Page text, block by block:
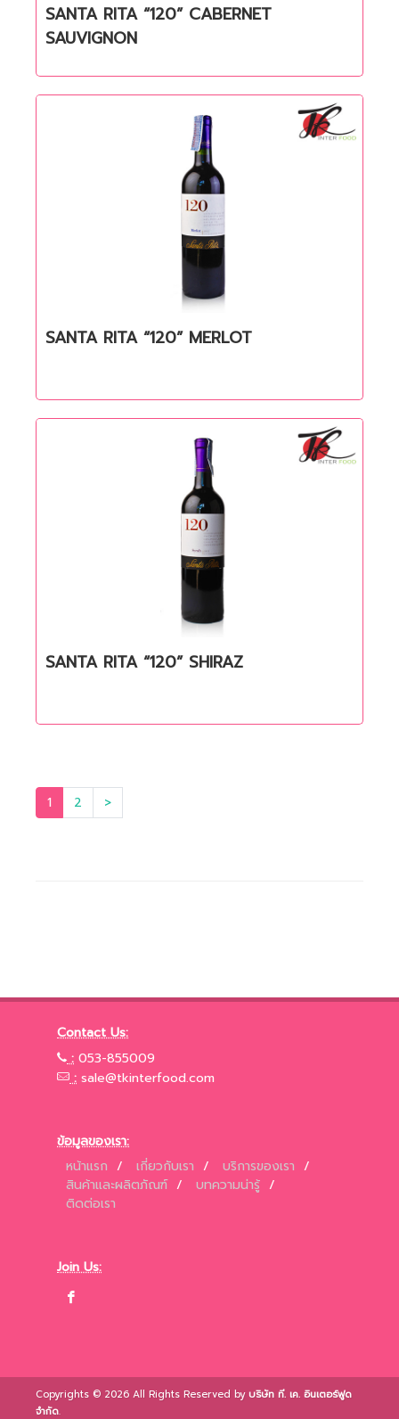
Quick View
SANTA RITA “120” CABERNET
SAUVIGNON
Quick View
SANTA RITA “120” MERLOT
Quick View
SANTA RITA “120” SHIRAZ
1 2 >
Contact Us:
: 053-855009
: sale@tkinterfood.com
ข้อมูลของเรา:
หน้าแรก / เกี่ยวกับเรา / บริการของเรา /
สินค้าและผลิตภัณฑ์ / บทความน่ารู้ /
ติดต่อเรา
Join Us:
Copyrights © 2026 All Rights Reserved byบริษัท ที. เค. อินเตอร์ฟูด
จำกัด.